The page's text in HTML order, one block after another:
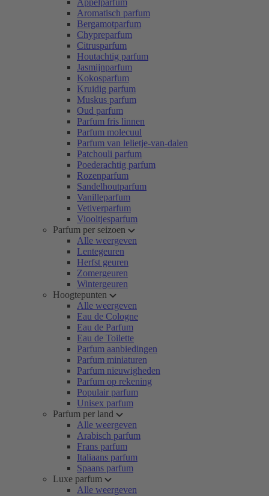
Appelparfum
Aromatisch parfum
Bergamotparfum
Chypreparfum
Citrusparfum
Houtachtig parfum
Jasmijnparfum
Kokosparfum
Kruidig parfum
Muskus parfum
Oud parfum
Parfum fris linnen
Parfum molecuul
Parfum van lelietje-van-dalen
Patchouli parfum
Poederachtig parfum
Rozenparfum
Sandelhoutparfum
Vanilleparfum
Vetiverparfum
Viooltjesparfum
Parfum per seizoen
Alle weergeven
Lentegeuren
Herfst geuren
Zomergeuren
Wintergeuren
Hoogtepunten
Alle weergeven
Eau de Cologne
Eau de Parfum
Eau de Toilette
Parfum aanbiedingen
Parfum miniaturen
Parfum nieuwigheden
Parfum op rekening
Populair parfum
Unisex parfum
Parfum per land
Alle weergeven
Arabisch parfum
Frans parfum
Italiaans parfum
Spaans parfum
Luxe parfum
Alle weergeven